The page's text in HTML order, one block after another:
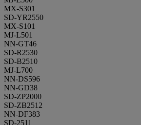
MX-S301
SD-YR2550
MX-S101
MJ-L501
NN-GT46
SD-R2530
SD-B2510
MJ-L700
NN-DS596
NN-GD38
SD-ZP2000
SD-ZB2512
NN-DF383
SD-2511